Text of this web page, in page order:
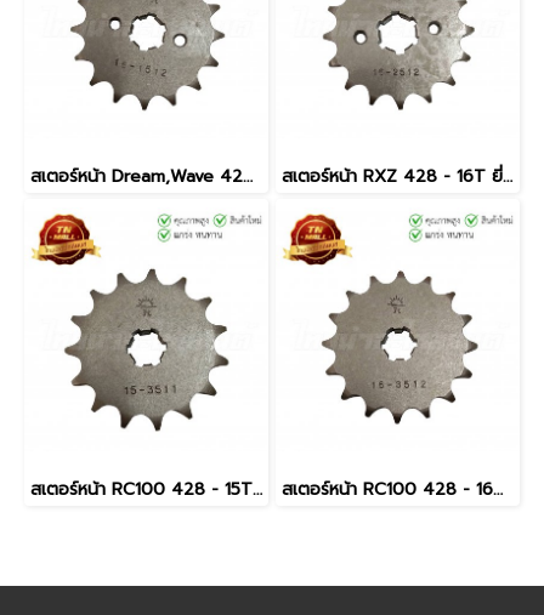
สเตอร์หน้า Dream,Wave 428 - 16T ยี่ห้อ JTA สเตอร์หน้า RXZ 428 - 16T ยี่ห้อ JTA
สเตอร์หน้า RC100 428 - 15T ยี่ห้อ JTA สเตอร์หน้า RC100 428 - 16T ยี่ห้อ JTA